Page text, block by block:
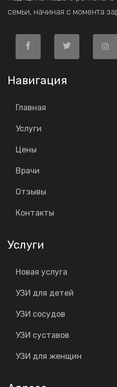
семьи, начиная с момента
Навигация
Главная
Услуги
Цены
Врачи
Отзывы
Контакты
Услуги
Новая услуга
УЗИ для детей
УЗИ сосудов
УЗИ суставов
УЗИ для женщин